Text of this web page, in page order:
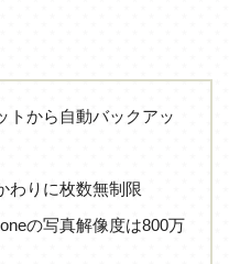
トから自動バックアッ
わりに枚数無制限
の写真解像度は800万